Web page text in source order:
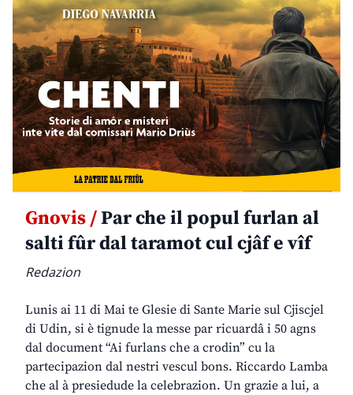
Gnovis /Par che il popul furlan al
salti fûr dal taramot cul cjâf e vîf
Redazion
Lunis ai 11 di Mai te Glesie di Sante Marie sul Cjiscjel
di Udin, si è tignude la messe par ricuardâ i 50 agns
dal document “Ai furlans che a crodin” cu la
partecipazion dal nestri vescul bons. Riccardo Lamba
che al à presiedude la celebrazion. Un grazie a lui, a